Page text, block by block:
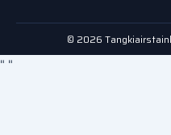
© 2026
" "